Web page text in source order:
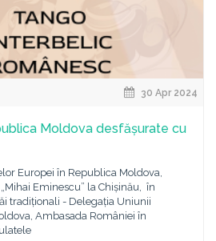
30 Apr 2024
Moldova desfășurate cu
Europei în Republica Moldova,
Eminescu” la Chișinău, în
tradiționali - Delegația Uniunii
Ambasada României în